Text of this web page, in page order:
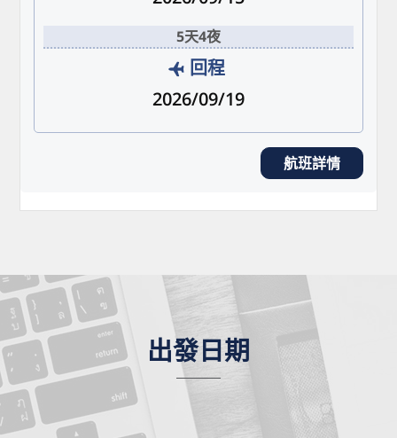
5天4夜
回程
2026/09/19
航班詳情
出發日期